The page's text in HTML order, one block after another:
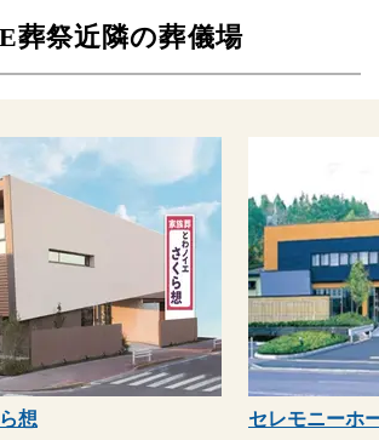
葬祭近隣の葬儀場
想
セレモニーホ